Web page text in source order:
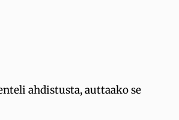
ahdistusta, auttaako se